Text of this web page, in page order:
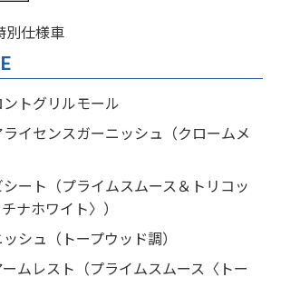
別仕様車
トグリルモール
イセンスガーニッシュ（クロームメ
ート（プライムスムース＆トリコッ
ナホワイト〉）
シュ（トープウッド調）
ムレスト（プライムスムース〈トー